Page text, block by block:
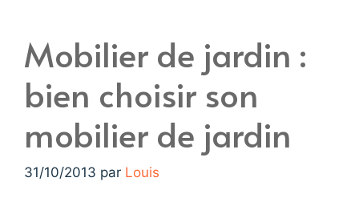
Mobilier de jardin :
bien choisir son
mobilier de jardin
31/10/2013 par Louis